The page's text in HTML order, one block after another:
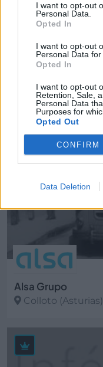
I want to opt-out
Personal Data.
Opted In
I want to opt-out
Personal Data for
Opted In
I want to opt-out
Retention, Sale,
Personal Data
Purposes for
Opted Out
CONFIRM
Data Deletion
ADR Revelastur
Ver más
Alsa Grupo
Colloto (Asturias)